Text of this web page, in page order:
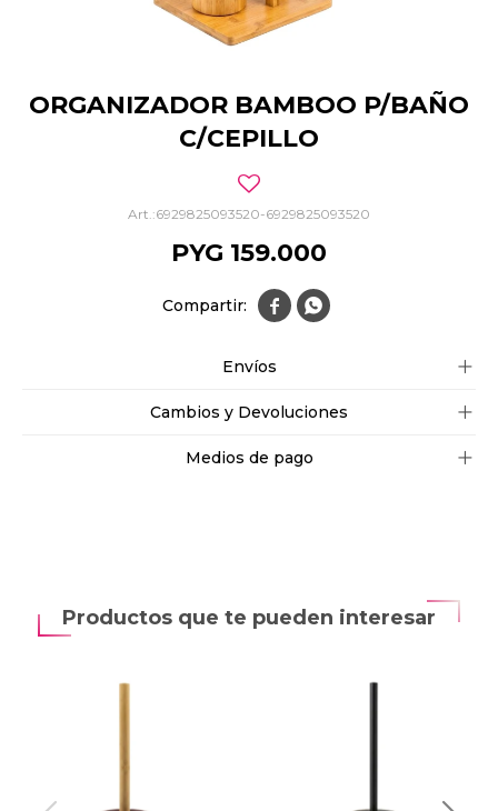
ORGANIZADOR BAMBOO P/BAÑO
C/CEPILLO
6929825093520-6929825093520
PYG 159.000
 
Envíos
Cambios y Devoluciones
Medios de pago
Productos que te pueden interesar